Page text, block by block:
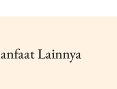
Lainnya